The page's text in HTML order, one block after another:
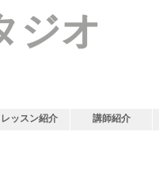
ジオ
レッスン紹介 講師紹介